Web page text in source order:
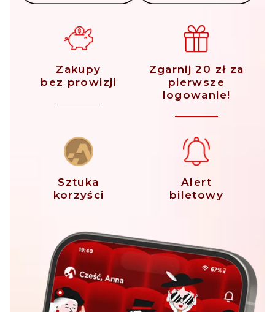
Zakupy
bez prowizji
Zgarnij 20 zł za
pierwsze
logowanie!
Sztuka
korzyści
Alert
biletowy